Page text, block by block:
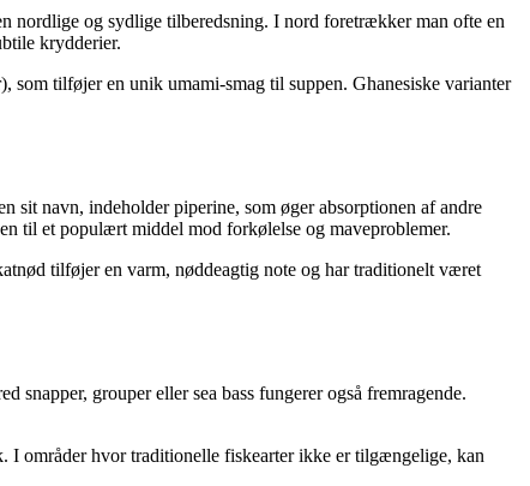
nordlige og sydlige tilberedsning. I nord foretrækker man ofte en
krydderier.
som tilføjer en unik umami-smag til suppen. Ghanesiske varianter
sit navn, indeholder piperine, som øger absorptionen af andre
til et populært middel mod forkølelse og maveproblemer.
tilføjer en varm, nøddeagtig note og har traditionelt været
grouper eller sea bass fungerer også fremragende.
områder hvor traditionelle fiskearter ikke er tilgængelige, kan